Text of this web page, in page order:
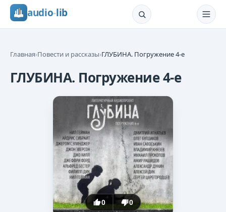
audio-lib
Главная›Повести и рассказы›ГЛУБИНА. Погружение 4-е
ГЛУБИНА. Погружение 4-е
0 0